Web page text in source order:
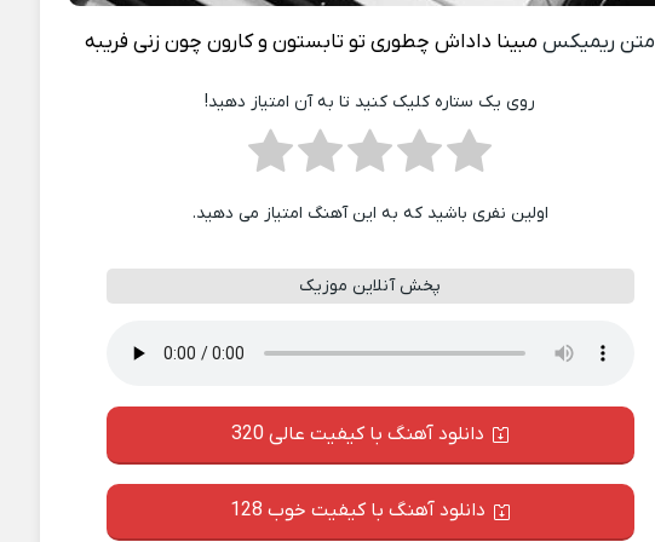
متن ریمیکس مبینا داداش چطوری تو تابستون و کارون چون زنی فریبه
روی یک ستاره کلیک کنید تا به آن امتیاز دهید!
اولین نفری باشید که به این آهنگ امتیاز می دهید.
پخش آنلاین موزیک
دانلود آهنگ با کیفیت عالی 320
دانلود آهنگ با کیفیت خوب 128